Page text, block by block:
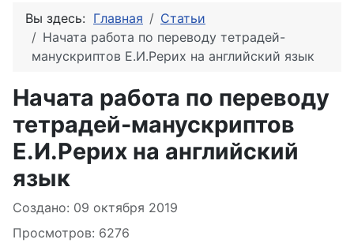
Вы здесь: Главная
Статьи
Начата работа по переводу тетрадей-
манускриптов Е.И.Рерих на английский язык
Начата работа по переводу
тетрадей-манускриптов
Е.И.Рерих на английский
язык
Информация о материале
Создано: 09 октября 2019
Просмотров: 6276